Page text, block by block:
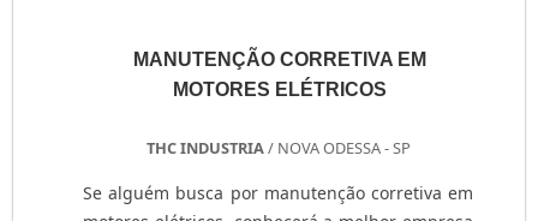
MANUTENÇÃO CORRETIVA EM
MOTORES ELÉTRICOS
THC INDUSTRIA/ NOVA ODESSA - SP
Se alguém busca por manutenção corretiva em